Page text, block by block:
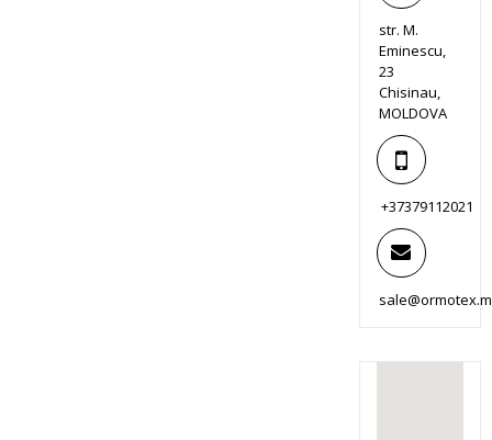
str. M.
Eminescu,
23
Chisinau,
MOLDOVA
+37379112021